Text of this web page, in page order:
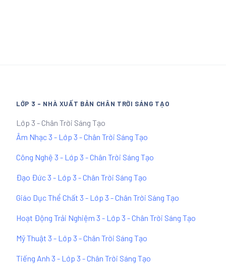
LỚP 3 - NHÀ XUẤT BẢN CHÂN TRỜI SÁNG TẠO
Lớp 3 - Chân Trời Sáng Tạo
Âm Nhạc 3 - Lớp 3 - Chân Trời Sáng Tạo
Công Nghệ 3 - Lớp 3 - Chân Trời Sáng Tạo
Đạo Đức 3 - Lớp 3 - Chân Trời Sáng Tạo
Giáo Dục Thể Chất 3 - Lớp 3 - Chân Trời Sáng Tạo
Hoạt Động Trải Nghiệm 3 - Lớp 3 - Chân Trời Sáng Tạo
Mỹ Thuật 3 - Lớp 3 - Chân Trời Sáng Tạo
Tiếng Anh 3 - Lớp 3 - Chân Trời Sáng Tạo